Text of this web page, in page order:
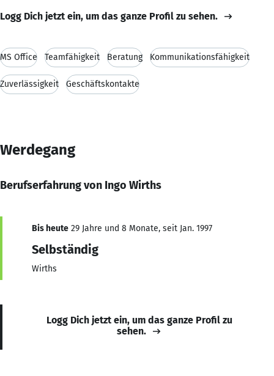
Logg Dich jetzt ein, um das ganze Profil zu sehen.
MS Office Teamfähigkeit Beratung Kommunikationsfähigkeit
Zuverlässigkeit Geschäftskontakte
Werdegang
Berufserfahrung von Ingo Wirths
Bis heute 29 Jahre und 8 Monate, seit Jan. 1997
Selbständig
Wirths
Logg Dich jetzt ein, um das ganze Profil zu
sehen.